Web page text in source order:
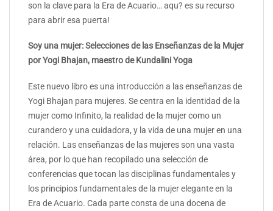
son la clave para la Era de Acuario… aqu? es su recurso
para abrir esa puerta!
Soy una mujer: Selecciones de las Enseñanzas de la Mujer
por Yogi Bhajan, maestro de Kundalini Yoga
Este nuevo libro es una introducción a las enseñanzas de
Yogi Bhajan para mujeres. Se centra en la identidad de la
mujer como Infinito, la realidad de la mujer como un
curandero y una cuidadora, y la vida de una mujer en una
relación. Las enseñanzas de las mujeres son una vasta
área, por lo que han recopilado una selección de
conferencias que tocan las disciplinas fundamentales y
los principios fundamentales de la mujer elegante en la
Era de Acuario. Cada parte consta de una docena de